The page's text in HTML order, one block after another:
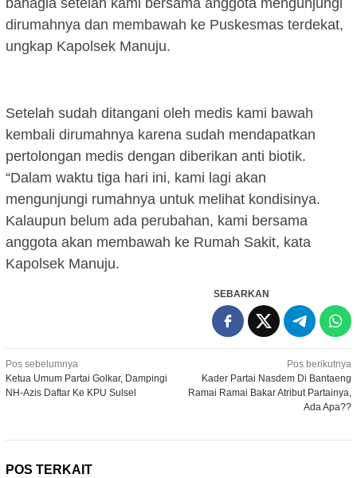
bahagia setelah kami bersama anggota mengunjungi
dirumahnya dan membawah ke Puskesmas terdekat,
ungkap Kapolsek Manuju.
Setelah sudah ditangani oleh medis kami bawah
kembali dirumahnya karena sudah mendapatkan
pertolongan medis dengan diberikan anti biotik.
“Dalam waktu tiga hari ini, kami lagi akan
mengunjungi rumahnya untuk melihat kondisinya.
Kalaupun belum ada perubahan, kami bersama
anggota akan membawah ke Rumah Sakit, kata
Kapolsek Manuju.
SEBARKAN
Navigasi
pos
Pos sebelumnya
Ketua Umum Partai Golkar, Dampingi
NH-Azis Daftar Ke KPU Sulsel
Pos berikutnya
Kader Partai Nasdem Di Bantaeng
Ramai Ramai Bakar Atribut Partainya,
Ada Apa??
POS TERKAIT